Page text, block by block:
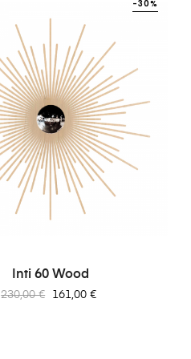
Inti 60 Wood
Prix
230,00 €
-30%
Prix
161,00 €